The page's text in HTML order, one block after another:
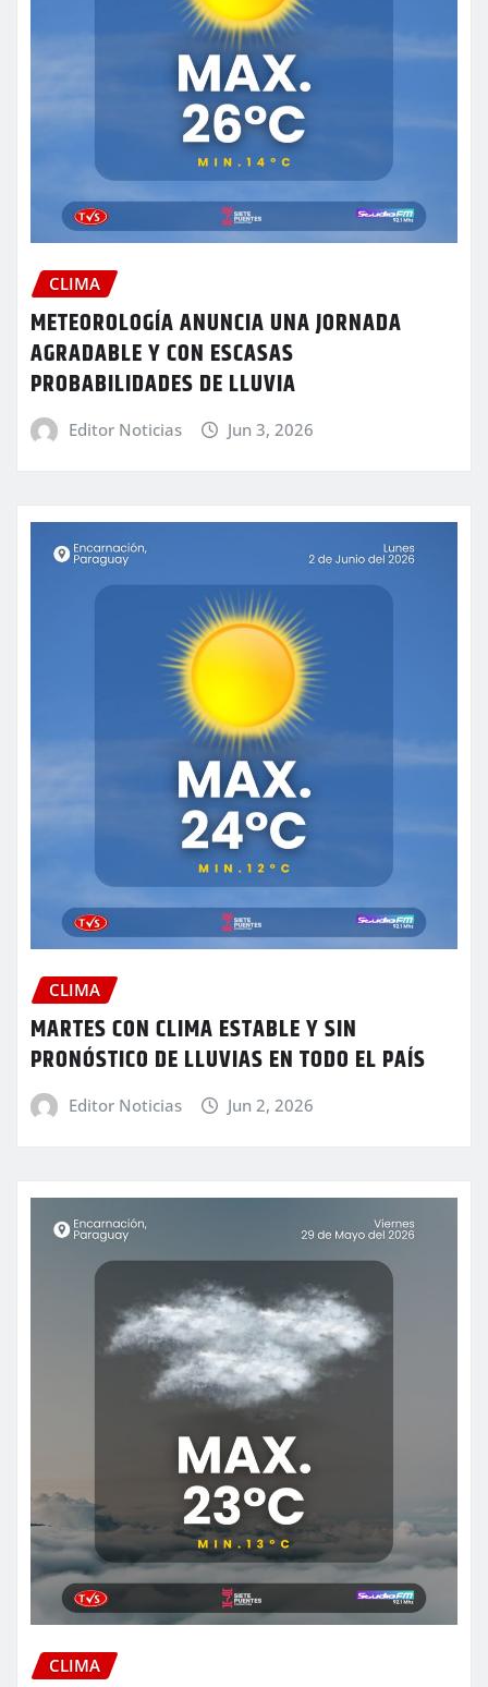
CLIMA
METEOROLOGÍA ANUNCIA UNA JORNADA
AGRADABLE Y CON ESCASAS
PROBABILIDADES DE LLUVIA
Editor Noticias Jun 3, 2026
CLIMA
MARTES CON CLIMA ESTABLE Y SIN
PRONÓSTICO DE LLUVIAS EN TODO EL PAÍS
Editor Noticias Jun 2, 2026
CLIMA